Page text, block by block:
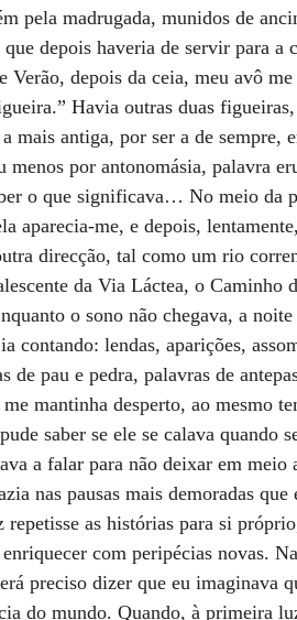
pela madrugada, munidos de
depois haveria de servir para a
Verão, depois da ceia, meu avô
Havia outras duas figueiras,
mais antiga, por ser a de sempre,
menos por antonomásia, palavra
o que significava… No meio da
aparecia-me, e depois,
direcção, tal como um rio
da Via Láctea, o Caminho
o sono não chegava, a
contando: lendas, aparições,
de pau e pedra, palavras de
mantinha desperto, ao mesmo
saber se ele se calava quando
a falar para não deixar em meio
nas pausas mais demoradas que
as histórias para si
com peripécias novas.
preciso dizer que eu imaginava
do mundo. Quando, à primeira